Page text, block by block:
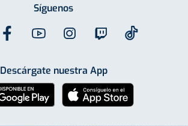
Síguenos
Descárgate nuestra App